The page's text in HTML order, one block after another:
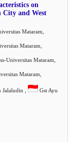
on
City and West
Mataram,
Mataram,
Universitas Mataram,
Mataram,
,
Gst Ayu